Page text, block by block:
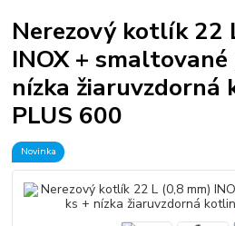
Nerezový kotlík 22
INOX +
nízka žiaruvzdorná
PLUS 600
Novinka